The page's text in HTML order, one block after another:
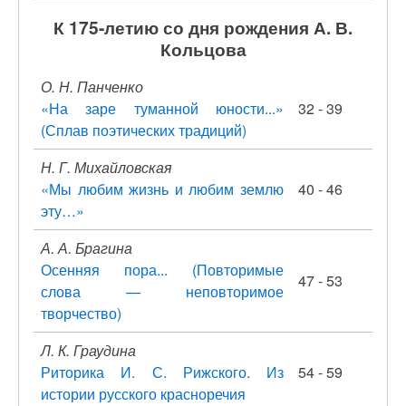
К 175-летию со дня рождения А. В.
Кольцова
О. Н. Панченко
«На заре туманной юности...»
(Сплав поэтических традиций)
32 - 39
Н. Г. Михайловская
«Мы любим жизнь и любим землю
эту…»
40 - 46
А. А. Брагина
Осенняя пора... (Повторимые
слова — неповторимое
творчество)
47 - 53
Л. К. Граудина
Риторика И. С. Рижского. Из
истории русского красноречия
54 - 59